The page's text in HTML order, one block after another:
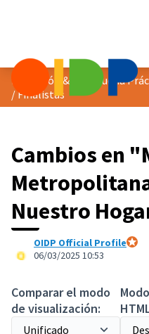
/Finalistas
Cambios en
Nuestro
OIDP Official Profile
06/03/2025 10:53
Comparar el modo
de visualización: